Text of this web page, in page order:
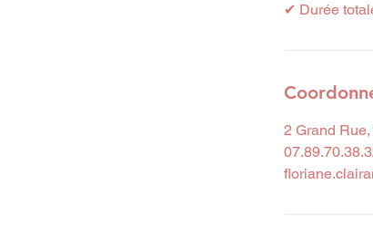
✔ Durée
2 Grand